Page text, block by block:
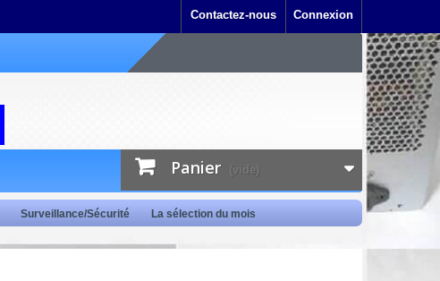
Connexion
Contactez-nous
Panier (vide)
Surveillance/Sécurité La sélection du mois